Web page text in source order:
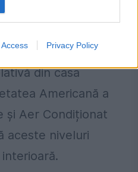
Privacy Policy
umiditate
umiditate pentru a
din casa
Americană a
și Aer Condiționat
aceste niveluri